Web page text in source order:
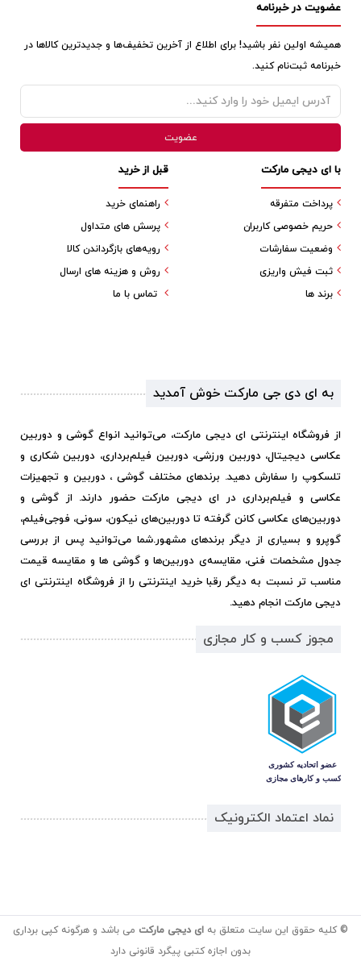
عضویت در خبرنامه
همیشه اولین نفر باشید! برای اطلاع از آخرین تخفیف‌ها و جدیدترین کالاها در
خبرنامه ثبت‌نام کنید.
قبل از خرید
راهنمای خرید
پرسش های متداول
رویه‌های بازگرداندن کالا
روش و هزینه های ارسال
تماس با ما
با ای دیجی مارکت
پرداخت متفرقه
حریم خصوصی کاربران
وضعیت سفارشات
ثبت فیش واریزی
برند ها
به ای دی جی مارکت خوش آمدید
از فروشگاه اینترنتی ای دیجی مارکت، می‌توانید انواع گوشی و دوربین
عکاسی دیجیتال، دوربین ورزشی، دوربین فیلم‌برداری، دوربین شکاری و
تلسکوپ را سفارش دهید. برندهای مختلف گوشی ، دوربین و تجهیزات
عکاسی و فیلم‌برداری در ای دیجی مارکت حضور دارند. از گوشی و
دوربین‌های عکاسی کانن گرفته تا دوربین‌های نیکون، سونی، فوجی‌فیلم،
گوپرو و بسیاری از دیگر برندهای مشهور.شما می‌توانید پس از بررسی
جدول مشخصات فنی، مقایسه‌ی دوربین‌ها و گوشی ها و مقایسه قیمت
مناسب تر نسبت به دیگر رقبا خرید اینترنتی را از فروشگاه اینترنتی ای
دیجی مارکت انجام دهید.
مجوز کسب و کار مجازی
نماد اعتماد الکترونیک
© کلیه حقوق این سایت متعلق به ای دیجی مارکت می باشد و هرگونه کپی برداری
بدون اجازه کتبی پیگرد قانونی دارد